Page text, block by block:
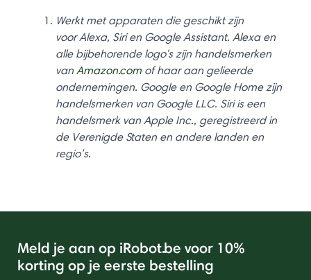
Werkt met apparaten die geschikt zijn
voor Alexa, Siri en Google Assistant. Alexa en
alle bijbehorende logo's zijn handelsmerken
van Amazon.com of haar aan gelieerde
ondernemingen. Google en Google Home zijn
handelsmerken van Google LLC. Siri is een
handelsmerk van Apple Inc., geregistreerd in
de Verenigde Staten en andere landen en
regio’s.
Meld je aan op iRobot.be voor 10%
korting op je eerste bestelling